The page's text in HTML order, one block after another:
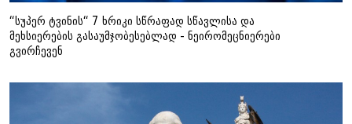
“სუპერ ტვინის“ 7 ხრიკი სწრაფად სწავლისა და
მეხსიერების გასაუმჯობესებლად - ნეირომეცნიერები
გვირჩევენ